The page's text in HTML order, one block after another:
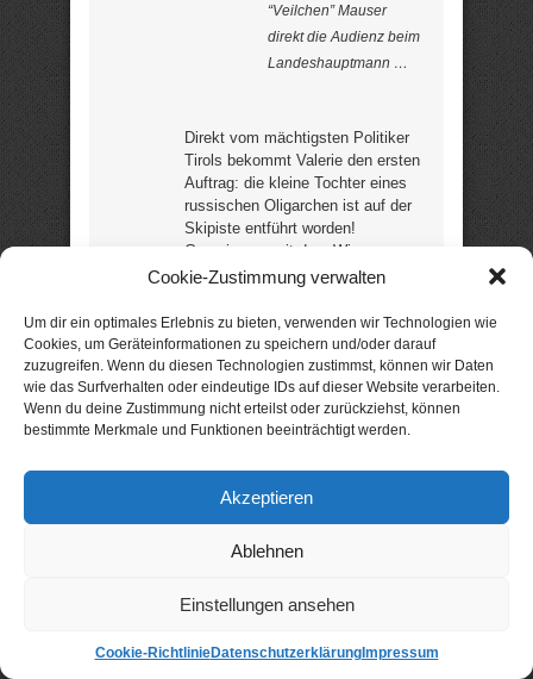
Cookie-Zustimmung verwalten
Um dir ein optimales Erlebnis zu bieten, verwenden wir Technologien wie
Cookies, um Geräteinformationen zu speichern und/oder darauf
zuzugreifen. Wenn du diesen Technologien zustimmst, können wir Daten
wie das Surfverhalten oder eindeutige IDs auf dieser Website verarbeiten.
Wenn du deine Zustimmung nicht erteilst oder zurückziehst, können
bestimmte Merkmale und Funktionen beeinträchtigt werden.
Akzeptieren
Ablehnen
Einstellungen ansehen
Cookie-RichtlinieDatenschutzerklärungImpressum
“Veilchen” Mauser
direkt die Audienz beim
Landeshauptmann …
Direkt vom mächtigsten Politiker
Tirols bekommt Valerie den ersten
Auftrag: die kleine Tochter eines
russischen Oligarchen ist auf der
Skipiste entführt worden!
Gemeinsam mit dem Wiener
Kollegen Manfred Stolwerk
zwischen Hochfinanz, Tiroler
Lokalpolitik und schneebedeckten
Alpengipfeln zu ermitteln. Als der
Direktor eines Hotels, das dem
reichen Russen gehört,
Selbstmord begeht, spitzt sich
zu empfehlen, der auch Humor in
einem Krimi zu schätzen weiß …“
(Leser) (18 Rezensionen / 4,9
Kindleoderfür Tolino?